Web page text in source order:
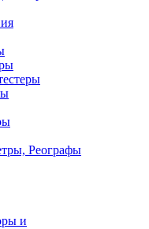
Реографы
и